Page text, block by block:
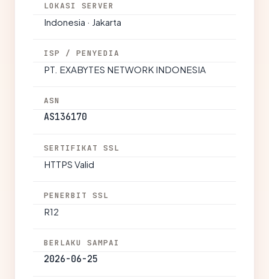
LOKASI SERVER
Indonesia · Jakarta
ISP / PENYEDIA
PT. EXABYTES NETWORK INDONESIA
ASN
AS136170
SERTIFIKAT SSL
HTTPS Valid
PENERBIT SSL
R12
BERLAKU SAMPAI
2026-06-25